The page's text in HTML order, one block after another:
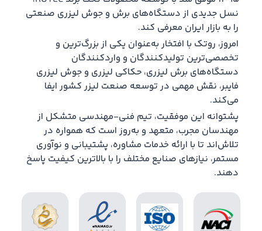
نسل جدیدی از دستگاه‌های برش و جوش لیزری صنعتی
را به بازار ایران معرفی کند.
امروز، روتک با افتخار به‌عنوان یکی از بزرگ‌ترین و
تخصصی‌ترین تولیدکنندگان و واردکنندگان
دستگاه‌های برش لیزری، حکاکی لیزری و جوش لیزری
فایبر، نقش مهمی در توسعه صنعت لیزر کشور ایفا
می‌کند.
پشتوانه این موفقیت، تیم فنی-مهندسی متشکل از
مهندسان مجرب، متعهد و به‌روز است که همواره در
تلاش‌اند تا با ارائه خدمات مشاوره، پشتیبانی و نوآوری
مستمر، نیازهای صنایع مختلف را با بالاترین کیفیت پاسخ
دهند.